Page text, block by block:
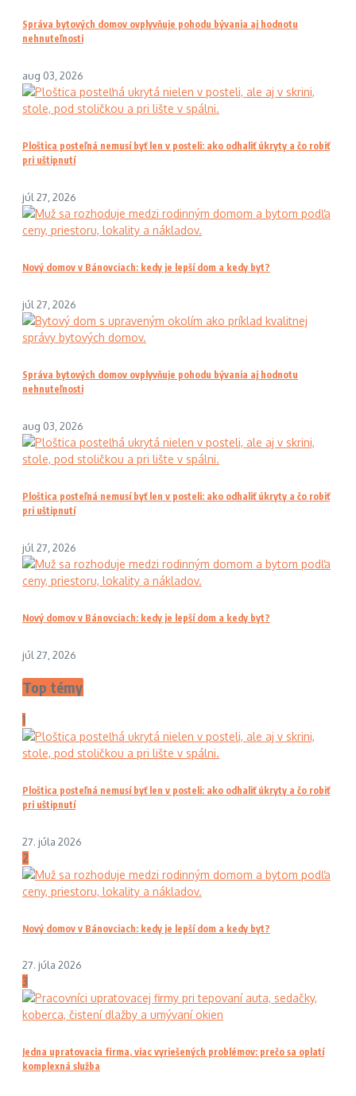
Správa bytových domov ovplyvňuje pohodu bývania aj hodnotu
nehnuteľnosti
aug 03, 2026
Ploštica posteľná nemusí byť len v posteli: ako odhaliť úkryty a čo robiť
pri uštipnutí
júl 27, 2026
Nový domov v Bánovciach: kedy je lepší dom a kedy byt?
júl 27, 2026
Správa bytových domov ovplyvňuje pohodu bývania aj hodnotu
nehnuteľnosti
aug 03, 2026
Ploštica posteľná nemusí byť len v posteli: ako odhaliť úkryty a čo robiť
pri uštipnutí
júl 27, 2026
Nový domov v Bánovciach: kedy je lepší dom a kedy byt?
júl 27, 2026
Top témy
1
Ploštica posteľná nemusí byť len v posteli: ako odhaliť úkryty a čo robiť
pri uštipnutí
27. júla 2026
2
Nový domov v Bánovciach: kedy je lepší dom a kedy byt?
27. júla 2026
3
Jedna upratovacia firma, viac vyriešených problémov: prečo sa oplatí
komplexná služba